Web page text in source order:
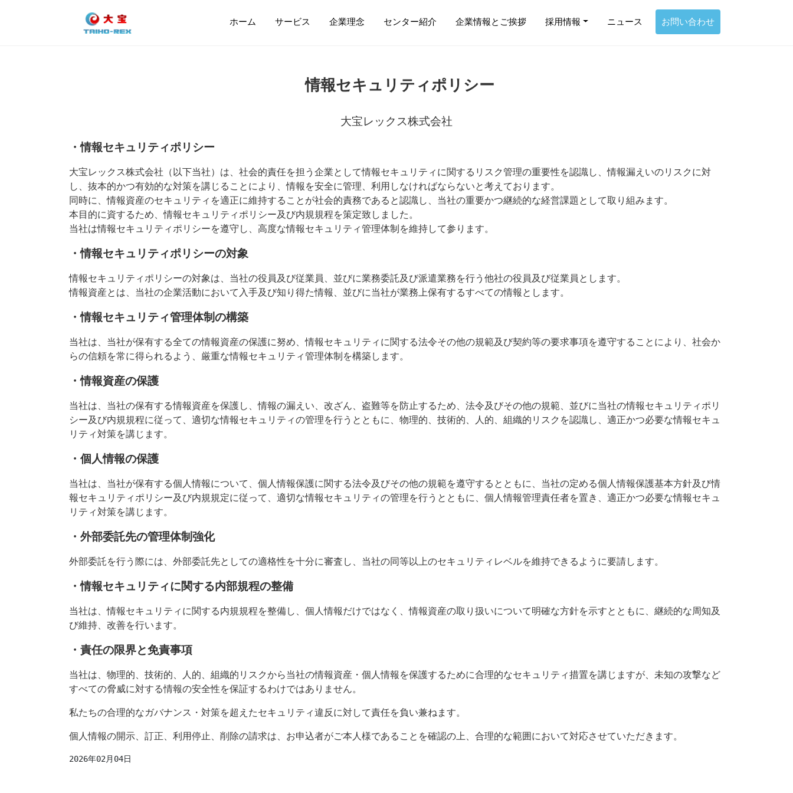
ホーム サービス 企業理念 センター紹介 企業情報とご挨拶 採用情報 ニュース お問い合わせ
情報セキュリティポリシー
大宝レックス株式会社
・情報セキュリティポリシー
大宝レックス株式会社（以下当社）は、社会的責任を担う企業として情報セキュリティに関するリスク管理の重要性を認識し、情報漏えいのリスクに対
し、抜本的かつ有効的な対策を講じることにより、情報を安全に管理、利用しなければならないと考えております。
同時に、情報資産のセキュリティを適正に維持することが社会的責務であると認識し、当社の重要かつ継続的な経営課題として取り組みます。
本目的に資するため、情報セキュリティポリシー及び内規規程を策定致しました。
当社は情報セキュリティポリシーを遵守し、高度な情報セキュリティ管理体制を維持して参ります。
・情報セキュリティポリシーの対象
情報セキュリティポリシーの対象は、当社の役員及び従業員、並びに業務委託及び派遣業務を行う他社の役員及び従業員とします。
情報資産とは、当社の企業活動において入手及び知り得た情報、並びに当社が業務上保有するすべての情報とします。
・情報セキュリティ管理体制の構築
当社は、当社が保有する全ての情報資産の保護に努め、情報セキュリティに関する法令その他の規範及び契約等の要求事項を遵守することにより、社会か
らの信頼を常に得られるよう、厳重な情報セキュリティ管理体制を構築します。
・情報資産の保護
当社は、当社の保有する情報資産を保護し、情報の漏えい、改ざん、盗難等を防止するため、法令及びその他の規範、並びに当社の情報セキュリティポリ
シー及び内規規程に従って、適切な情報セキュリティの管理を行うとともに、物理的、技術的、人的、組織的リスクを認識し、適正かつ必要な情報セキュ
リティ対策を講じます。
・個人情報の保護
当社は、当社が保有する個人情報について、個人情報保護に関する法令及びその他の規範を遵守するとともに、当社の定める個人情報保護基本方針及び情
報セキュリティポリシー及び内規規定に従って、適切な情報セキュリティの管理を行うとともに、個人情報管理責任者を置き、適正かつ必要な情報セキュ
リティ対策を講じます。
・外部委託先の管理体制強化
外部委託を行う際には、外部委託先としての適格性を十分に審査し、当社の同等以上のセキュリティレベルを維持できるように要請します。
・情報セキュリティに関する内部規程の整備
当社は、情報セキュリティに関する内規規程を整備し、個人情報だけではなく、情報資産の取り扱いについて明確な方針を示すとともに、継続的な周知及
び維持、改善を行います。
・責任の限界と免責事項
当社は、物理的、技術的、人的、組織的リスクから当社の情報資産・個人情報を保護するために合理的なセキュリティ措置を講じますが、未知の攻撃など
すべての脅威に対する情報の安全性を保証するわけではありません。
私たちの合理的なガバナンス・対策を超えたセキュリティ違反に対して責任を負い兼ねます。
個人情報の開示、訂正、利用停止、削除の請求は、お申込者がご本人様であることを確認の上、合理的な範囲において対応させていただきます。
2026年02月04日